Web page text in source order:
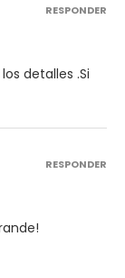
detalles .Si
RESPONDER
RESPONDER